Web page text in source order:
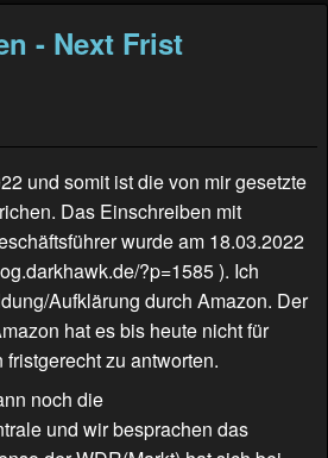
- Next Frist
und somit ist die von mir gesetzte
Das Einschreiben mit
wurde am 18.03.2022
?p=1585). Ich
Aufklärung durch Amazon. Der
hat es bis heute nicht für
zu antworten.
noch die
und wir besprachen das